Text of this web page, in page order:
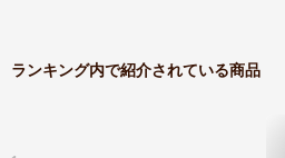
ランキング内で紹介されている商品